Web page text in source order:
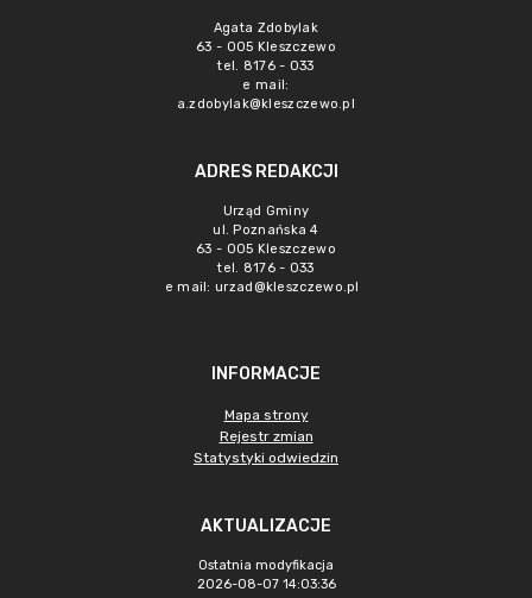
Agata Zdobylak
63 - 005 Kleszczewo
tel. 8176 - 033
e mail:
a.zdobylak@kleszczewo.pl
ADRES REDAKCJI
Urząd Gminy
ul. Poznańska 4
63 - 005 Kleszczewo
tel. 8176 - 033
e mail: urzad@kleszczewo.pl
INFORMACJE
Mapa strony
Rejestr zmian
Statystyki odwiedzin
AKTUALIZACJE
Ostatnia modyfikacja
2026-08-07 14:03:36